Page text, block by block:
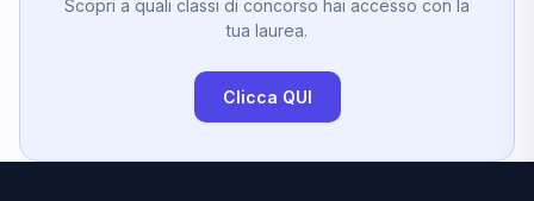
Scopri a quali classi di concorso hai accesso con la
tua laurea.
Clicca QUI